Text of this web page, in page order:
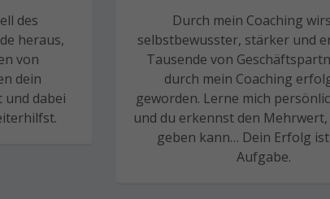
des
heraus,
von
dein
und dabei
Durch mein Coaching
selbstbewusster, stärker und
Tausende von
durch mein Coaching
geworden. Lerne mich
und du erkennst den
geben kann… Dein Erfolg
Aufgabe.